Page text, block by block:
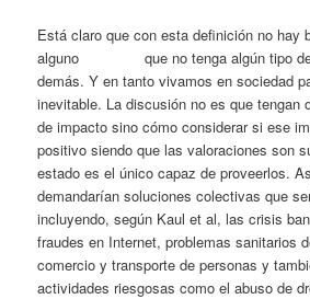
Está claro que con esta definición no hay
alguno que no tenga algún tipo de
demás. Y en tanto vivamos en sociedad
inevitable. La discusión no es que tengan
de impacto sino cómo considerar si ese
positivo siendo que las valoraciones son
estado es el único capaz de proveerlos.
demandarían soluciones colectivas que
incluyendo, según Kaul et al, las crisis
fraudes en Internet, problemas sanitarios
comercio y transporte de personas y
actividades riesgosas como el abuso de